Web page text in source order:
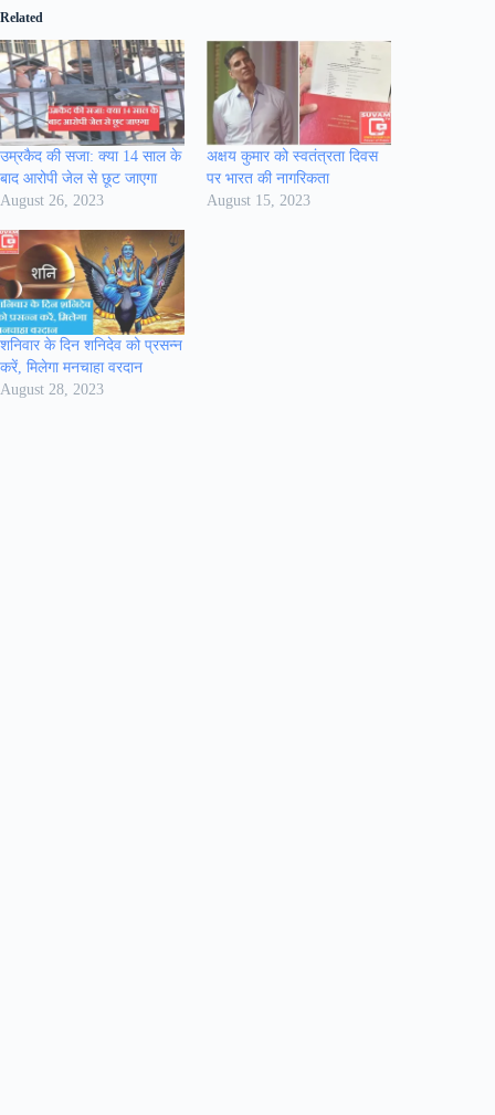
Related
उम्रकैद की सजा: क्या 14 साल के
बाद आरोपी जेल से छूट जाएगा
August 26, 2023
अक्षय कुमार को स्वतंत्रता दिवस
पर भारत की नागरिकता
August 15, 2023
शनिवार के दिन शनिदेव को प्रसन्‍न
करें, मिलेगा मनचाहा वरदान
August 28, 2023